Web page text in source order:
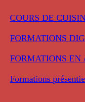
COURS DE
FORMATIONS
FORMATIONS EN
Formations